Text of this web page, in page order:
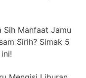
Sih Manfaat Jamu
Sirih? Simak 5